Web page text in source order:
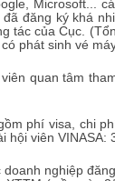
Microsoft...
đăng ký khá
tác của Cục.
phát sinh vé
quan tâm
phí visa, chi
hội viên VINASA:
nghiệp